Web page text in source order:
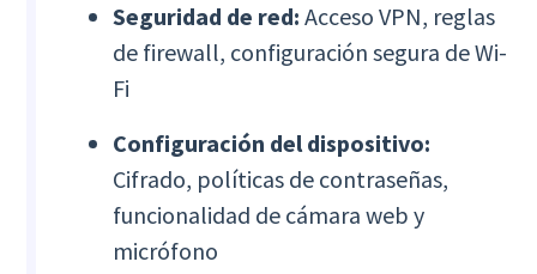
Seguridad de red: Acceso VPN, reglas
de firewall, configuración segura de Wi-
Fi
Configuración del dispositivo:
Cifrado, políticas de contraseñas,
funcionalidad de cámara web y
micrófono